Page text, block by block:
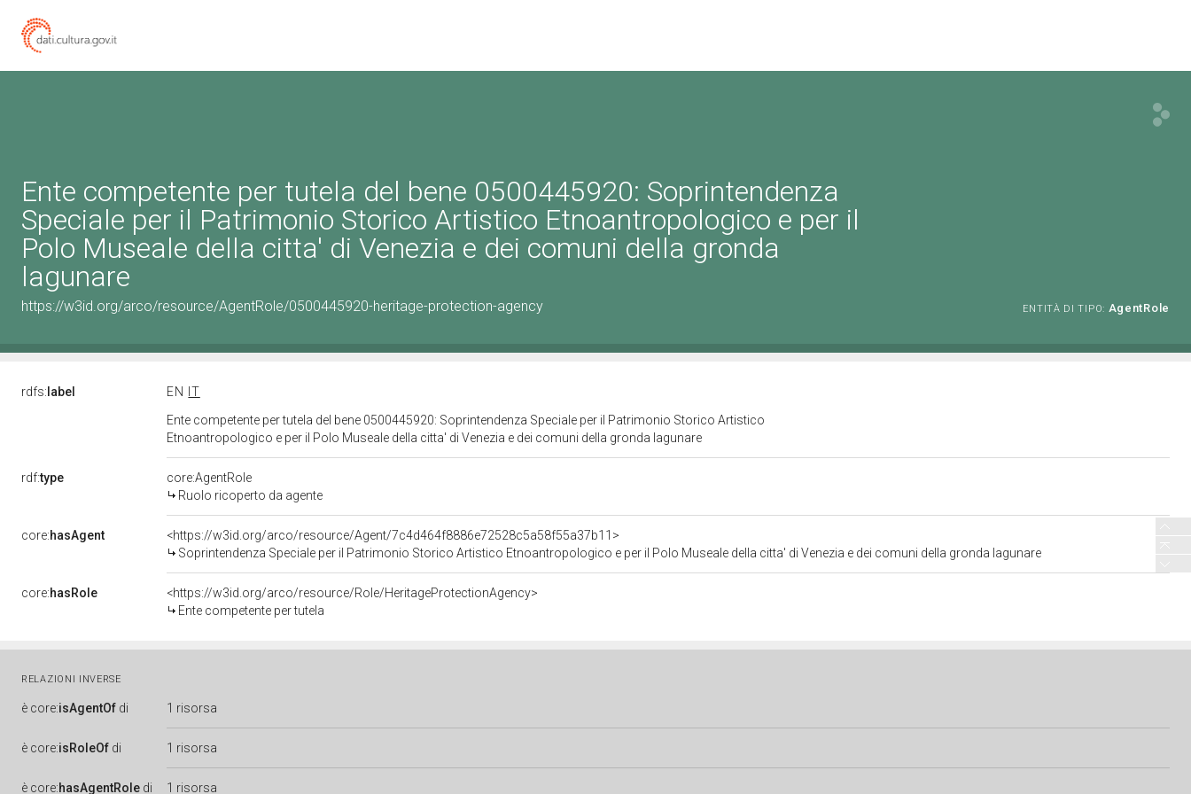
Ente competente per tutela del bene 0500445920: Soprintendenza
Speciale per il Patrimonio Storico Artistico Etnoantropologico e per il
Polo Museale della citta' di Venezia e dei comuni della gronda
lagunare
https://w3id.org/arco/resource/AgentRole/0500445920-heritage-protection-agency ENTITÀ DI TIPO: AgentRole
rdfs: label EN
IT
Ente competente per tutela del bene 0500445920: Soprintendenza Speciale per il Patrimonio Storico Artistico
Etnoantropologico e per il Polo Museale della citta' di Venezia e dei comuni della gronda lagunare
rdf:type
core:AgentRole
Ruolo ricoperto da agente
core:hasAgent
<https://w3id.org/arco/resource/Agent/7c4d464f8886e72528c5a58f55a37b11>
Soprintendenza Speciale per il Patrimonio Storico Artistico Etnoantropologico e per il Polo Museale della citta' di Venezia e dei comuni della gronda lagunare
core:hasRole
<https://w3id.org/arco/resource/Role/HeritageProtectionAgency>
Ente competente per tutela
RELAZIONI INVERSE
è core:isAgentOf di 1 risorsa
è core:isRoleOf di 1 risorsa
è core:hasAgentRole di 1 risorsa